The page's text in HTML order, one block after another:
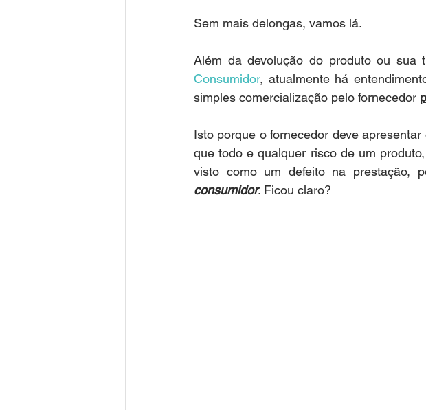
Sem mais delongas, vamos lá.
Além da devolução do produto ou sua
Consumidor, atualmente há
simples comercialização pelo fornecedor
Isto porque o fornecedor deve
que todo e qualquer risco de um
visto como um defeito na prestação,
consumidor. Ficou claro?